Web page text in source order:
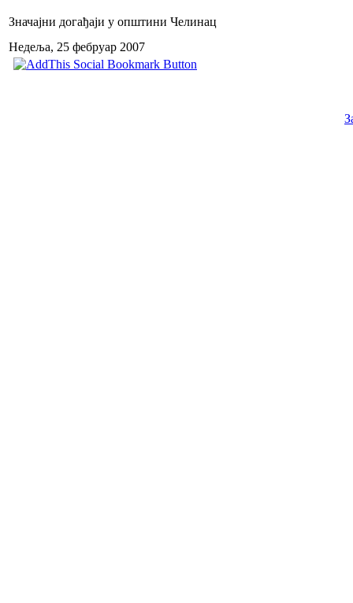
Значајни догађаји у општини Челинац
Недеља, 25 фебруар 2007